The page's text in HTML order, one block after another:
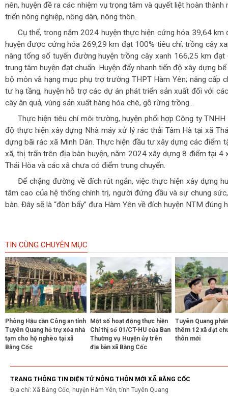
nên, huyện đề ra các nhiệm vụ trọng tâm và quyết liệt hoàn
triển nông nghiệp, nông dân, nông thôn.
Cụ thể, trong năm 2024 huyện thực hiện cứng hóa 39,64
huyện được cứng hóa 269,29 km đạt 100% tiêu chí; trồng cây
nâng tổng số tuyến đường huyện trồng cây xanh 166,25 km
trung tâm huyện đạt chuẩn. Huyện đẩy nhanh tiến độ xây dựng
bộ môn và hạng mục phụ trợ trường THPT Hàm Yên; nâng cấp
tư hạ tầng, huyện hỗ trợ các dự án phát triển sản xuất đối với
cây ăn quả, vùng sản xuất hàng hóa chè, gỗ rừng trồng...
Thực hiện tiêu chí môi trường, huyện phối hợp Công ty
độ thực hiện xây dựng Nhà máy xử lý rác thải Tâm Hà tại xã
dựng bãi rác xã Minh Dân. Thực hiện đầu tư xây dựng các điểm
xã, thị trấn trên địa bàn huyện, năm 2024 xây dựng 8 điểm tại 4
Thái Hòa và các xã chưa có điểm trung chuyển.
Để chặng đường về đích rút ngắn, việc thực hiện xây dựng
tâm cao của hệ thống chính trị, người đứng đầu và sự chung
bàn. Đây sẽ là “đòn bẩy” đưa Hàm Yên về đích huyện NTM đúng
TIN CÙNG CHUYÊN MỤC
Phòng Hậu cần Công an tỉnh
Tuyên Quang hỗ trợ xóa nhà
tạm cho hộ nghèo tại xã
Bằng Cốc
Một số hoạt động thực hiện
Chỉ thị số 01/CT-HU của Ban
Thường vụ Huyện ủy trên
địa bàn xã Bằng Cốc
Tuyên Quang
thêm 12 xã đạt
thôn mới
TRANG THÔNG TIN ĐIỆN TỬ NÔNG THÔN MỚI XÃ BẰNG CỐC
Địa chỉ: Xã Bằng Cốc, huyện Hàm Yên, tỉnh Tuyên Quang